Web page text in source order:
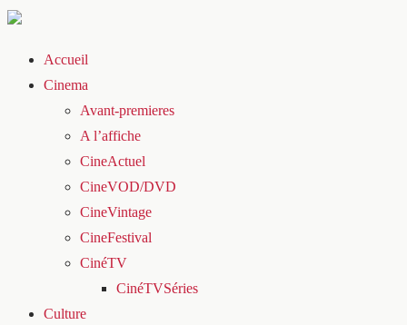
Accueil
Cinema
Avant-premieres
A l’affiche
CineActuel
CineVOD/DVD
CineVintage
CineFestival
CinéTV
CinéTVSéries
Culture